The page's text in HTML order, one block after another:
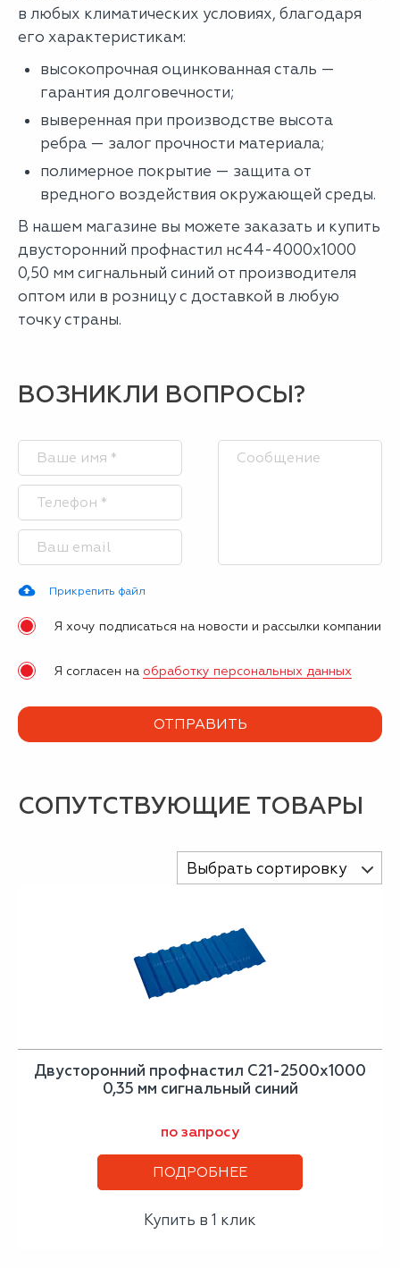
в любых климатических условиях, благодаря
его характеристикам:
высокопрочная оцинкованная сталь —
гарантия долговечности;
выверенная при производстве высота
ребра — залог прочности материала;
полимерное покрытие — защита от
вредного воздействия окружающей среды.
В нашем магазине вы можете заказать и купить
двусторонний профнастил нс44-4000х1000
0,50 мм сигнальный синий от производителя
оптом или в розницу с доставкой в любую
точку страны.
ВОЗНИКЛИ ВОПРОСЫ?
Прикрепить файл
Я хочу подписаться на новости и рассылки компании
Я согласен на обработку персональных данных
СОПУТСТВУЮЩИЕ ТОВАРЫ
Выбрать сортировку
Двусторонний профнастил С21-2500х1000
0,35 мм сигнальный синий
по запросу
ПОДРОБНЕЕ
Купить в 1 клик